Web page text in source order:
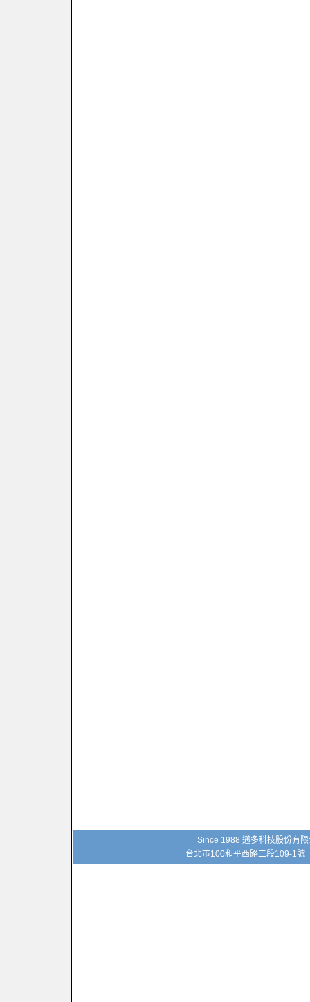
Since 1988 邁多科技股份
台北市100和平西路二段109-1號